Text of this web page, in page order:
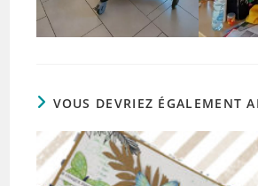
VOUS DEVRIEZ ÉGALEMENT